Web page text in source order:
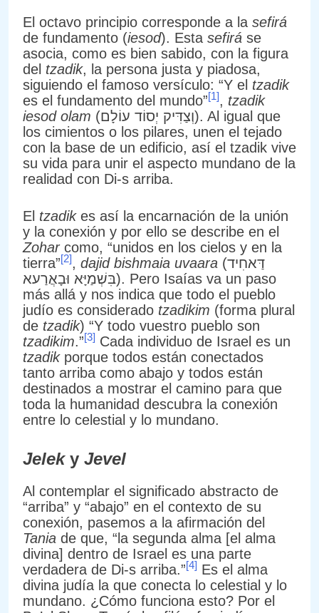
El octavo principio corresponde a la sefirá
de fundamento (iesod). Esta sefirá se
asocia, como es bien sabido, con la figura
del tzadik, la persona justa y piadosa,
siguiendo el famoso versículo: “Y el tzadik
es el fundamento del mundo”[1], tzadik
iesod olam (וְצַדִּיק יְסוֹד עוֹלָם). Al igual que
los cimientos o los pilares, unen el tejado
con la base de un edificio, así el tzadik vive
su vida para unir el aspecto mundano de la
realidad con Di-s arriba.
El tzadikes así la encarnación de la unión
y la conexión y por ello se describe en el
Zoharcomo, “unidos en los cielos y en la
tierra”[2], dajid bishmaia uvaara (דַּאחִיד
בִּשְׁמַיָּא וּבָאֲרַעא). Pero Isaías va un paso
más allá y nos indica que todo el pueblo
judío es considerado tzadikim (forma plural
de tzadik) “Y todo vuestro pueblo son
tzadikim.”[3] Cada individuo de Israel es un
tzadikporque todos están conectados
tanto arriba como abajo y todos están
destinados a mostrar el camino para que
toda la humanidad descubra la conexión
entre lo celestial y lo mundano.
Jeleky Jevel
Al contemplar el significado abstracto de
“arriba” y “abajo” en el contexto de su
conexión, pasemos a la afirmación del
Tania de que, “la segunda alma [el alma
divina] dentro de Israel es una parte
verdadera de Di-s arriba.”[4] Es el alma
divina judía la que conecta lo celestial y lo
mundano. ¿Cómo funciona esto? Por el